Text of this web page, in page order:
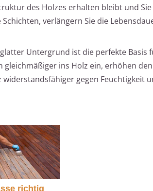
des Holzes erhalten bleibt und
verlängern Sie die
Untergrund ist die perfekte Basis
ins Holz ein, erhöhen
gegen Feuchtigkeit
richtig